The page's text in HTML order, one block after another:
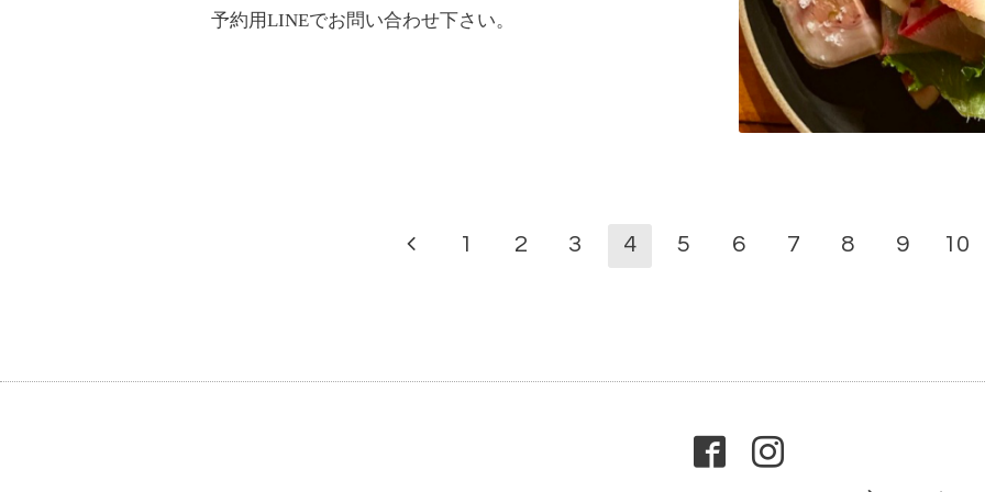
予約用LINEでお問い合わせ下さい。
1 2 3 4 5 6 7 8 9 10